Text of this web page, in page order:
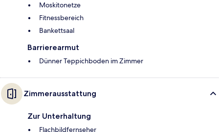
Moskitonetze
Fitnessbereich
Bankettsaal
Barrierearmut
Dünner Teppichboden im Zimmer
Zimmerausstattung
Zur Unterhaltung
Flachbildfernseher